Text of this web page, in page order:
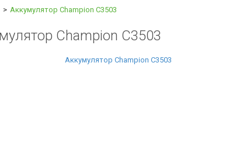
Аккумулятор Champion C3503
Champion C3503